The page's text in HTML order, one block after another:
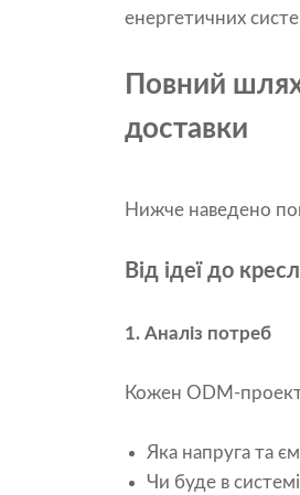
енергетичних
Повний
доставки
Нижче наведено
Від ідеї до
1. Аналіз потреб
Кожен ODM-проект
Яка напруга та
Чи буде в системі